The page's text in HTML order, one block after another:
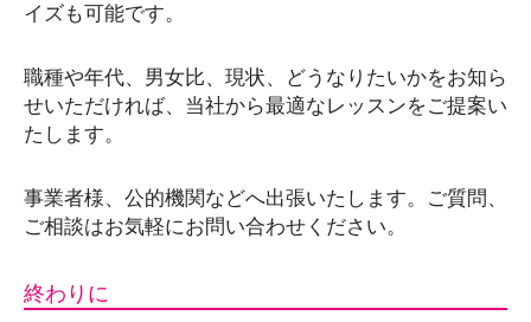
イズも可能です。
職種や年代、男女比、現状、どうなりたいかをお知ら
せいただければ、当社から最適なレッスンをご提案い
たします。
事業者様、公的機関などへ出張いたします。ご質問、
ご相談はお気軽にお問い合わせください。
終わりに